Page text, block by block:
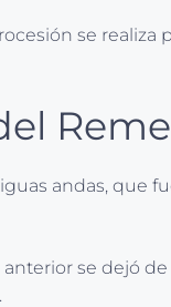
se
andas, que
se dejó